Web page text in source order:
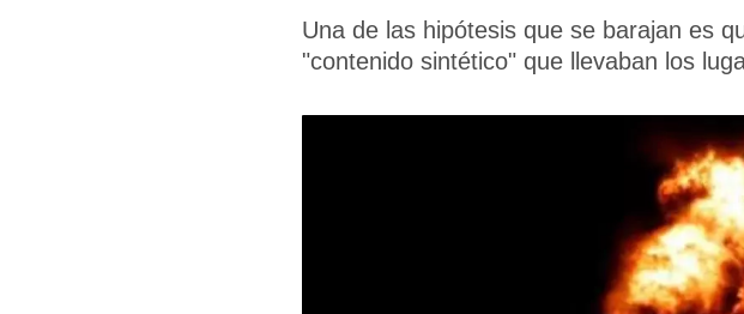
Una de las hipótesis que se barajan es
"contenido sintético" que llevaban los